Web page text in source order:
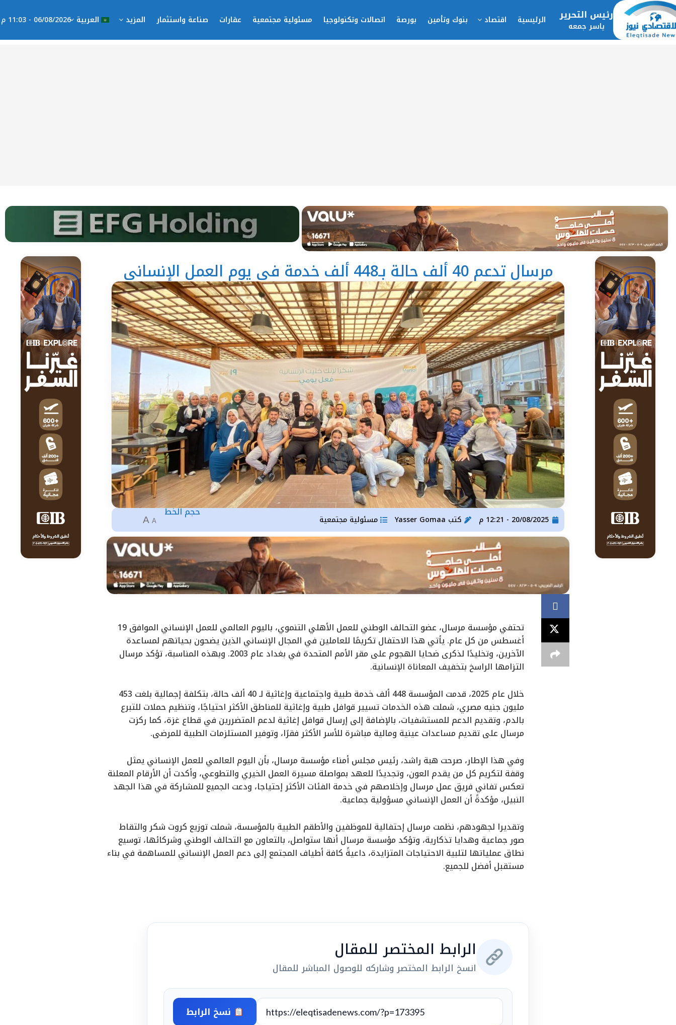
رئيس التحرير
ياسر جمعه الرئيسية اقتصاد بنوك وتأمين بورصة اتصالات وتكنولوجيا مسئولية مجتمعية عقارات صناعة واستثمار المزيد العربية 06/08/2026 - 11:03 م
مرسال تدعم 40 ألف حالة بـ448 ألف خدمة في يوم العمل الإنساني
20/08/2025 - 12:21 م كتب مسئولية مجتمعية
حجم الخط
A
A
تحتفي مؤسسة مرسال، عضو التحالف الوطني للعمل الأهلي التنموي، باليوم العالمي للعمل الإنساني الموافق 19
أغسطس من كل عام. يأتي هذا الاحتفال تكريمًا للعاملين في المجال الإنساني الذين يضحون بحياتهم لمساعدة
الآخرين، وتخليدًا لذكرى ضحايا الهجوم على مقر الأمم المتحدة في بغداد عام 2003. وبهذه المناسبة، تؤكد مرسال
التزامها الراسخ بتخفيف المعاناة الإنسانية.
خلال عام 2025، قدمت المؤسسة 448 ألف خدمة طبية واجتماعية وإغاثية لـ 40 ألف حالة، بتكلفة إجمالية بلغت 453
مليون جنيه مصري، شملت هذه الخدمات تسيير قوافل طبية وإغاثية للمناطق الأكثر احتياجًا، وتنظيم حملات للتبرع
بالدم، وتقديم الدعم للمستشفيات، بالإضافة إلى إرسال قوافل إغاثية لدعم المتضررين في قطاع غزة، كما ركزت
مرسال على تقديم مساعدات عينية ومالية مباشرة للأسر الأكثر فقرًا، وتوفير المستلزمات الطبية للمرضى.
وفي هذا الإطار، صرحت هبة راشد، رئيس مجلس أمناء مؤسسة مرسال، بأن اليوم العالمي للعمل الإنساني يمثل
وقفة لتكريم كل من يقدم العون، وتجديدًا للعهد بمواصلة مسيرة العمل الخيري والتطوعي، وأكدت أن الأرقام المعلنة
تعكس تفاني فريق عمل مرسال وإخلاصهم في خدمة الفئات الأكثر إحتياجا، ودعت الجميع للمشاركة في هذا الجهد
النبيل، مؤكدةً أن العمل الإنساني مسؤولية جماعية.
وتقديرا لجهودهم، نظمت مرسال إحتفالية للموظفين والأطقم الطبية بالمؤسسة، شملت توزيع كروت شكر والتقاط
صور جماعية وهدايا تذكارية، وتؤكد مؤسسة مرسال أنها ستواصل، بالتعاون مع التحالف الوطني وشركائها، توسيع
نطاق عملياتها لتلبية الاحتياجات المتزايدة، داعيةً كافة أطياف المجتمع إلى دعم العمل الإنساني للمساهمة في بناء
مستقبل أفضل للجميع.
الرابط المختصر للمقال
انسخ الرابط المختصر وشاركه للوصول المباشر للمقال
نسخ الرابط